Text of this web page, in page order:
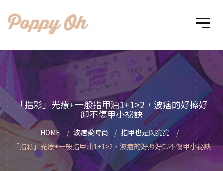
「指彩」光療+一般指甲油1+1>2，波痞的好擦好
卸不傷甲小祕訣
HOME 波痞愛時尚
指甲也是閃亮亮
「指彩」光療+一般指甲油1+1>2，波痞的好擦好卸不傷甲小祕訣